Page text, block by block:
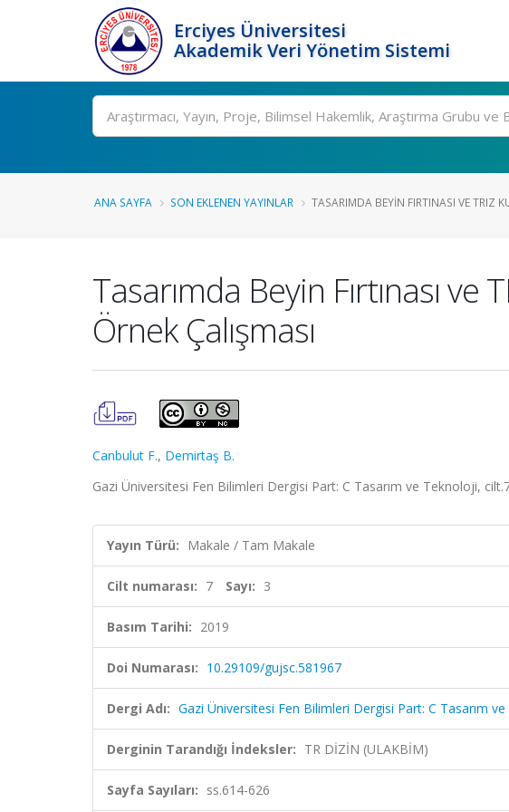
Erciyes Üniversitesi
Akademik Veri Yönetim Sistemi
Ara
ANA SAYFA SON EKLENEN YAYINLAR TASARIMDA BEYIN FIRTINASI VE TRIZ
Tasarımda Beyin Fırtınası ve
Örnek Çalışması
Canbulut F., Demirtaş B.
Gazi Üniversitesi Fen Bilimleri Dergisi Part: C Tasarım ve Teknoloji,
Yayın Türü: Makale / Tam Makale
Cilt numarası: 7 Sayı: 3
Basım Tarihi: 2019
Doi Numarası: 10.29109/gujsc.581967
Dergi Adı: Gazi Üniversitesi Fen Bilimleri Dergisi Part: C Tasarım
Derginin Tarandığı İndeksler: TR DİZİN (ULAKBİM)
Sayfa Sayıları: ss.614-626